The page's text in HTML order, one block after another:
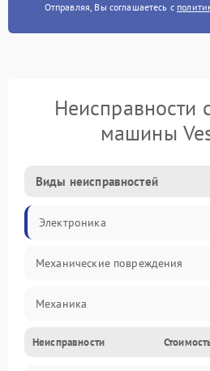
Отправляя, Вы соглашаетесь с
Неисправности
машины
Виды неисправностей
Электроника
Механические повреждения
Механика
Электропитание
Неисправности